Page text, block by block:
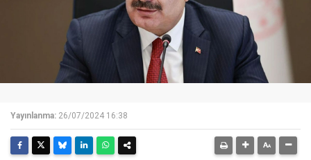
Yayınlanma: 26/07/2024 16:38